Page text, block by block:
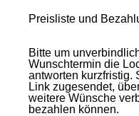
Preisliste und
Bitte um
Wunschtermin die
antworten kurzfristig.
Link zugesendet,
weitere Wünsche
bezahlen können.